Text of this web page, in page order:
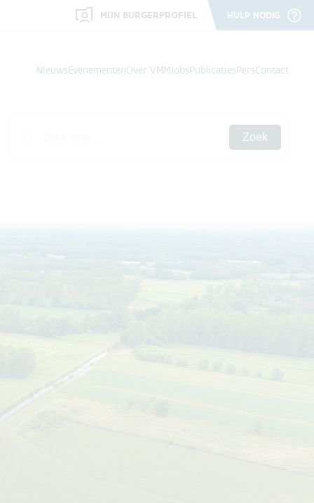
MIJN BURGERPROFIEL HULP NODIG
NieuwsEvenementenOver VMMJobsPublicatiesPersContact
Zoek